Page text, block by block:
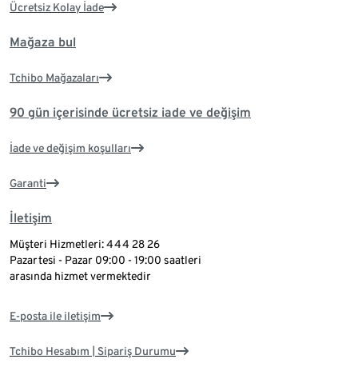
Ücretsiz Kolay İade
Mağaza bul
Tchibo Mağazaları
90 gün içerisinde ücretsiz iade ve değişim
İade ve değişim koşulları
Garanti
İletişim
Müşteri Hizmetleri: 444 28 26
Pazartesi - Pazar 09:00 - 19:00 saatleri
arasında hizmet vermektedir
E-posta ile iletişim
Tchibo Hesabım | Sipariş Durumu